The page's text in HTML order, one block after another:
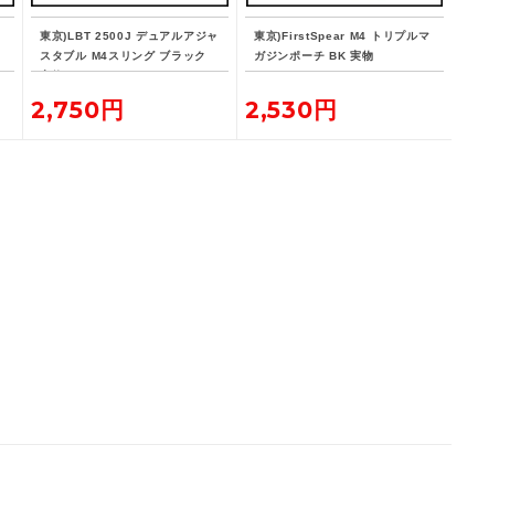
東京)LBT 2500J デュアルアジャ
スタブル M4スリング ブラック
実物
2,750円
東京)FirstSpear M4 トリプルマ
ガジンポーチ BK 実物
2,530円